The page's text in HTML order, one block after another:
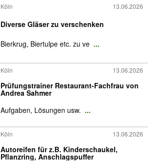
Köln 13.06.2026
Diverse Gläser zu verschenken
Bierkrug, Biertulpe etc. zu ve ...
Köln 13.06.2026
Prüfungstrainer Restaurant-Fachfrau von
Andrea Sahmer
Aufgaben, Lösungen usw. ...
Köln 13.06.2026
Autoreifen für z.B. Kinderschaukel,
Pflanzring, Anschlagspuffer